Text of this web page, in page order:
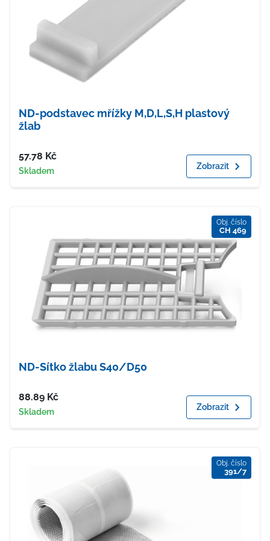
ND-podstavec mřížky M,D,L,S,H plastový
žlab
Cena
57.78 Kč
Dostupnost
Skladem Zobrazit
Obj. číslo
CH 469
ND-Sítko žlabu S40/D50
Cena
88.89 Kč
Dostupnost
Skladem Zobrazit
Obj. číslo
391/7